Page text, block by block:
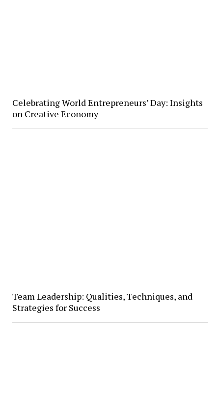
Celebrating World Entrepreneurs’ Day: Insights
on Creative Economy
Team Leadership: Qualities, Techniques, and
Strategies for Success